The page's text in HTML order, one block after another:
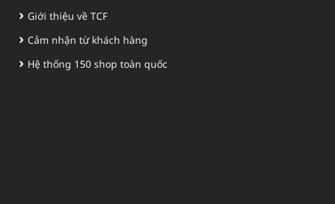
Giới thiệu về TCF
Cảm nhận từ khách hàng
Hệ thống 150 shop toàn quốc